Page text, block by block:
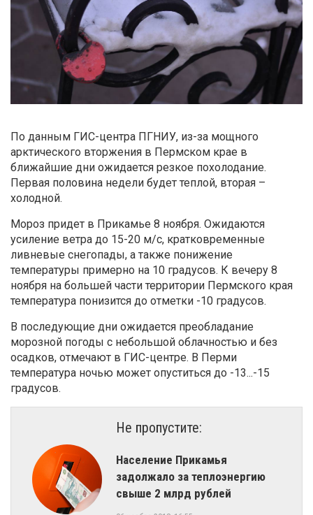
По данным ГИС-центра ПГНИУ, из-за мощного
арктического вторжения в Пермском крае в
ближайшие дни ожидается резкое похолодание.
Первая половина недели будет теплой, вторая –
холодной.
Мороз придет в Прикамье 8 ноября. Ожидаются
усиление ветра до 15-20 м/с, кратковременные
ливневые снегопады, а также понижение
температуры примерно на 10 градусов. К вечеру 8
ноября на большей части территории Пермского края
температура понизится до отметки -10 градусов.
В последующие дни ожидается преобладание
морозной погоды с небольшой облачностью и без
осадков, отмечают в ГИС-центре. В Перми
температура ночью может опуститься до -13...-15
градусов.
Не пропустите:
Население Прикамья
задолжало за теплоэнергию
свыше 2 млрд рублей